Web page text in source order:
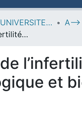
--> DSPACE UNIVERSITE DJILALLI LIABES DE SIDI BEL ABBES
Evaluation de l’infertilité masculine dans l’ouest algérien : étude épidémiologique et biologique.
et